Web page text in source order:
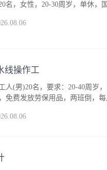
名，女性，20-30周岁，单休，
线操作工
人(男)20名，要求：20-40周岁
免费发放劳保用品，两班倒，